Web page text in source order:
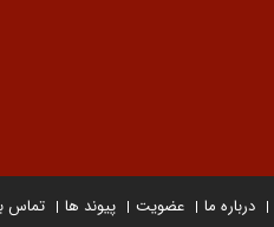
درباره ما عضویت پیوند ها تماس